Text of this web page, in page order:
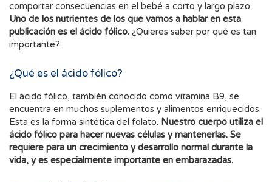
comportar consecuencias en el bebé a corto y largo plazo.
Uno de los nutrientes de los que vamos a hablar en esta
publicación es el ácido fólico. ¿Quieres saber por qué es tan
importante?
¿Qué es el ácido fólico?
El ácido fólico, también conocido como vitamina B9, se
encuentra en muchos suplementos y alimentos enriquecidos.
Esta es la forma sintética del folato. Nuestro cuerpo utiliza el
ácido fólico para hacer nuevas células y mantenerlas. Se
requiere para un crecimiento y desarrollo normal durante la
vida, y es especialmente importante en embarazadas.